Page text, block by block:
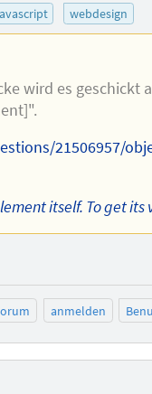
webdesign
wird es geschickt
21506957/
itself. To get its
anmelden